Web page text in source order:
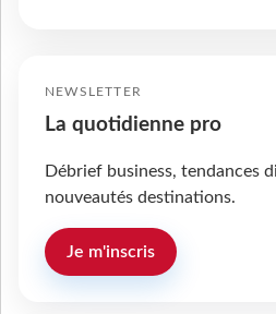
NEWSLETTER
La quotidienne pro
Débrief business, tendances
nouveautés destinations.
Je m'inscris